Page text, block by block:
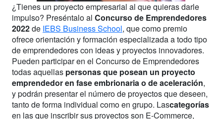
¿Tienes un proyecto empresarial al que quieras darle
impulso? Preséntalo al Concurso de Emprendedores
2022de IEBS Business School, que como premio
ofrece orientación y formación especializada a todo tipo
de emprendedores con ideas y proyectos innovadores.
Pueden participar en el Concurso de Emprendedores
todas aquellas personas que posean un proyecto
emprendedor en fase embrionaria o de aceleración,
y podrán presentar el número de proyectos que deseen,
tanto de forma individual como en grupo. Lascategorías
en las que inscribir sus proyectos son E-Commerce,